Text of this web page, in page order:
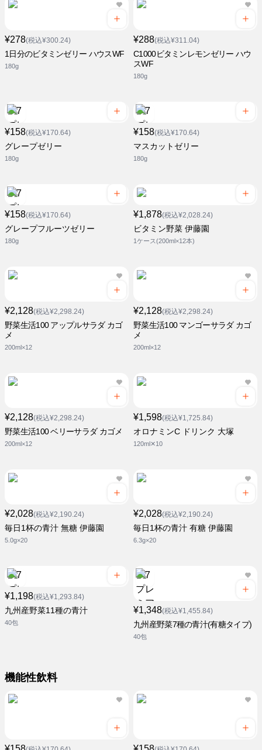
¥278(税込¥300.24)
1日分のビタミンゼリー ハウスWF
180g
¥288(税込¥311.04)
C1000ビタミンレモンゼリー ハウ
スWF
180g
¥158(税込¥170.64)
グレープゼリー
180g
¥158(税込¥170.64)
マスカットゼリー
180g
¥158(税込¥170.64)
グレープフルーツゼリー
180g
¥1,878(税込¥2,028.24)
ビタミン野菜 伊藤園
1ケース(200ml×12本)
¥2,128(税込¥2,298.24)
野菜生活100 アップルサラダ カゴ
メ
200ml×12
¥2,128(税込¥2,298.24)
野菜生活100 マンゴーサラダ カゴ
メ
200ml×12
¥2,128(税込¥2,298.24)
野菜生活100 ベリーサラダ カゴメ
200ml×12
¥1,598(税込¥1,725.84)
オロナミンC ドリンク 大塚
120ml✕10
¥2,028(税込¥2,190.24)
毎日1杯の青汁 無糖 伊藤園
5.0g×20
¥2,028(税込¥2,190.24)
毎日1杯の青汁 有糖 伊藤園
6.3g×20
¥1,198(税込¥1,293.84)
九州産野菜11種の青汁
40包
¥1,348(税込¥1,455.84)
九州産野菜7種の青汁(有糖タイプ)
40包
機能性飲料